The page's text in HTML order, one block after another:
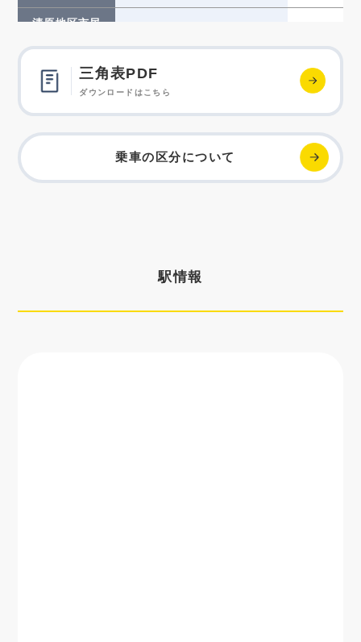
清原地区市民
グリーン
スタジアム前
5,670 4,770
ゆいの杜西 5,670 16,200 30,780 4,770
4,770
ゆいの杜東 6,620 18,900 35,910 5,570
三角表PDF
ダウンロードはこちら
乗車の区分について
駅情報